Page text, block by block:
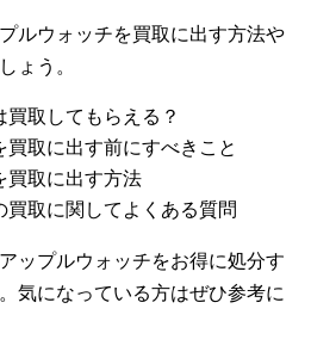
ルウォッチを買取に出す方法や
ょう。
取してもらえる？
買取に出す前にすべきこと
買取に出す方法
買取に関してよくある質問
ップルウォッチをお得に処分す
気になっている方はぜひ参考に